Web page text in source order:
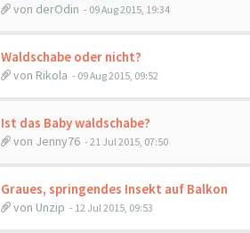
von derOdin - 09 Aug 2015, 19:34
Waldschabe oder nicht?
von Rikola - 09 Aug 2015, 09:52
Ist das Baby waldschabe?
von Jenny76 - 21 Jul 2015, 07:50
Graues, springendes Insekt auf Balkon
von Unzip - 12 Jul 2015, 09:53